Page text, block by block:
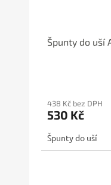
Špunty do uší
438 Kč bez DPH
530 Kč
Špunty do uší